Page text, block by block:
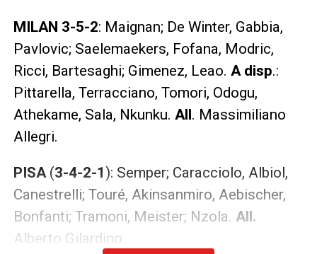
MILAN 3-5-2: Maignan; De Winter, Gabbia,
Pavlovic; Saelemaekers, Fofana, Modric,
Ricci, Bartesaghi; Gimenez, Leao. A disp.:
Pittarella, Terracciano, Tomori, Odogu,
Athekame, Sala, Nkunku. All. Massimiliano
Allegri.
PISA(3-4-2-1): Semper; Caracciolo, Albiol,
Canestrelli; Touré, Akinsanmiro, Aebischer,
Bonfanti; Tramoni, Meister; Nzola. All.
Alberto Gilardino